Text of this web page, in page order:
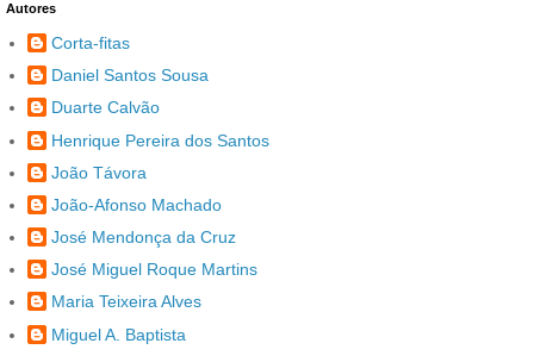
Autores
Corta-fitas
Daniel Santos Sousa
Duarte Calvão
Henrique Pereira dos Santos
João Távora
João-Afonso Machado
José Mendonça da Cruz
José Miguel Roque Martins
Maria Teixeira Alves
Miguel A. Baptista